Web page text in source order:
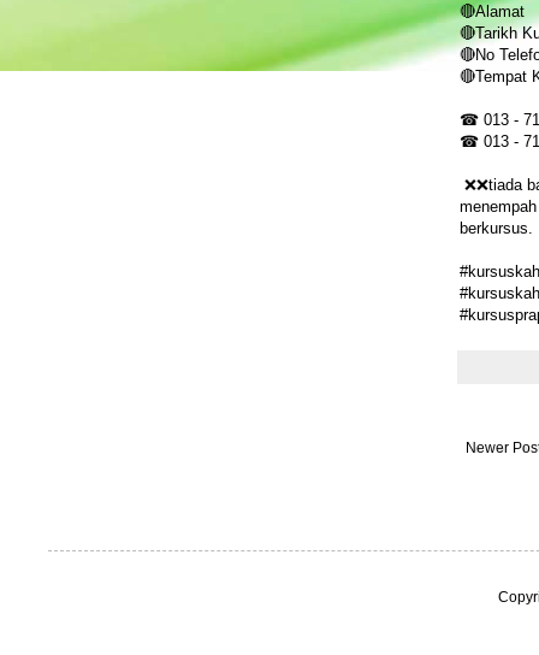
🔴Alamat
🔴Tarikh
🔴No
🔴Tempat
☎ 013 -
☎ 013 -
❌❌tiada
berkursus.
Newer